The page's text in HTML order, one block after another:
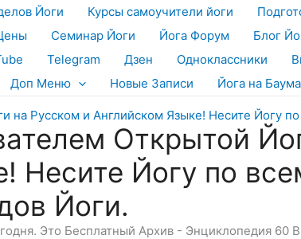
Йоги Курсы самоучители йоги
Семинар Йоги Йога Форум Блог
Telegram Дзен Одноклассники
Доп Меню Новые Записи Йога на
Открытой
Несите Йогу по
Йоги.
Это Бесплатный Архив - Энциклопедия